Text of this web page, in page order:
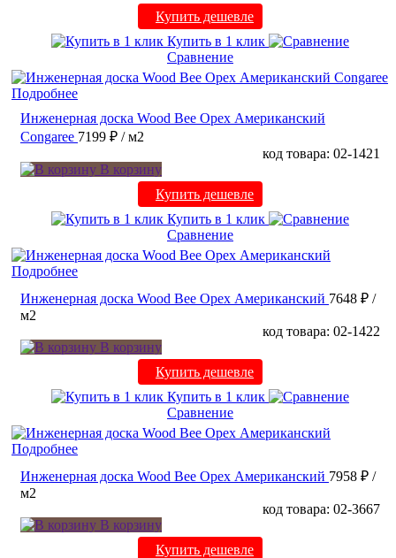
Купить дешевле
Купить в 1 клик
Сравнение
Подробнее
Инженерная доска Wood Bee Орех Американский
Congaree 7199 ₽ / м2
код товара: 02-1421
В корзину
Купить дешевле
Купить в 1 клик
Сравнение
Подробнее
Инженерная доска Wood Bee Орех Американский 7648 ₽ /
м2
код товара: 02-1422
В корзину
Купить дешевле
Купить в 1 клик
Сравнение
Подробнее
Инженерная доска Wood Bee Орех Американский 7958 ₽ /
м2
код товара: 02-3667
В корзину
Купить дешевле